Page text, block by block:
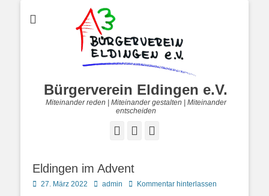
Bürgerverein Eldingen e.V.
Miteinander reden | Miteinander gestalten | Miteinander
entscheiden
Facebook
Eldingen im Advent
Posted
27. März 2022 Autoradmin Kommentar hinterlassen